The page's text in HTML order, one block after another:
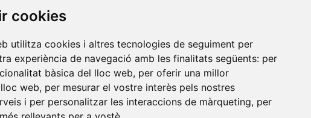
cookies
utilitza cookies i altres tecnologies de seguiment per
experiència de navegació amb les finalitats següents: per
bàsica del lloc web, per oferir una millor
web, per mesurar el vostre interès pels nostres
i per personalitzar les interaccions de màrqueting, per
•Universitat de Barcelona•Universitat CEU Cardenal
Universitat Jaume I•Universitat de Lleida•Universitat Miguel
de Catalunya•Universitat Politècnica de València•
de València•Universitat de Vic - Universitat Central de